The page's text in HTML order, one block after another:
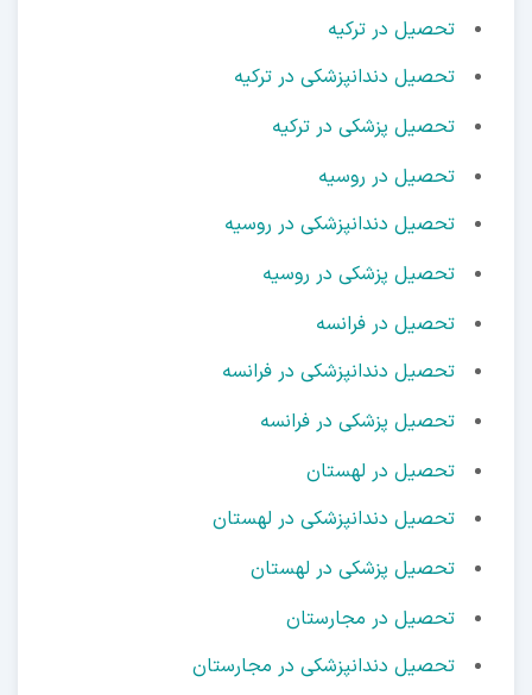
تحصیل در ترکیه
تحصیل دندانپزشکی در ترکیه
تحصیل پزشکی در ترکیه
تحصیل در روسیه
تحصیل دندانپزشکی در روسیه
تحصیل پزشکی در روسیه
تحصیل در فرانسه
تحصیل دندانپزشکی در فرانسه
تحصیل پزشکی در فرانسه
تحصیل در لهستان
تحصیل دندانپزشکی در لهستان
تحصیل پزشکی در لهستان
تحصیل در مجارستان
تحصیل دندانپزشکی در مجارستان